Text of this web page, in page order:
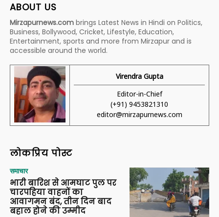
ABOUT US
Mirzapurnews.com brings Latest News in Hindi on Politics,
Business, Bollywood, Cricket, Lifestyle, Education,
Entertainment, sports and more from Mirzapur and is
accessible around the world.
Virendra Gupta
Editor-in-Chief
(+91) 9453821310
editor@mirzapurnews.com
लोकप्रिय पोस्ट
समाचार
भारी बारिश से आमघाट पुल पर
चारपहिया वाहनों का
आवागमन बंद, तीन दिन बाद
बहाल होने की उम्मीद